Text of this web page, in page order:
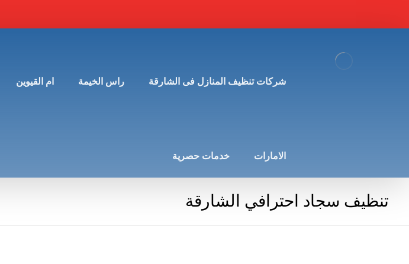
شركات تنظيف المنازل فى الشارقة راس الخيمة ام القيوين
الامارات خدمات حصرية
تنظيف سجاد احترافي الشارقة